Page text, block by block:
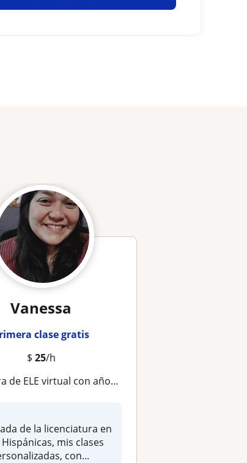
Vanessa
clase gratis
$ 25/h
ELE virtual con años de experiencia
de la licenciatura en
mis clases
con...